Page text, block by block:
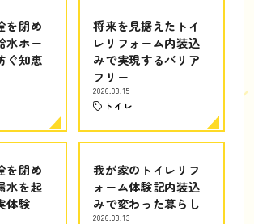
を閉め
水ホー
ぐ知恵
将来を見据えたトイ
レリフォーム内装込
みで実現するバリア
フリー
2026.03.15
トイレ
を閉め
水を起
体験
我が家のトイレリフ
ォーム体験記内装込
みで変わった暮らし
2026.03.13